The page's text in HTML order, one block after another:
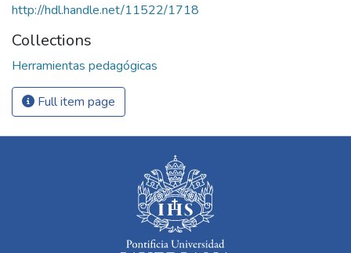
http://hdl.handle.net/11522/1718
Collections
Herramientas pedagógicas
Full item page